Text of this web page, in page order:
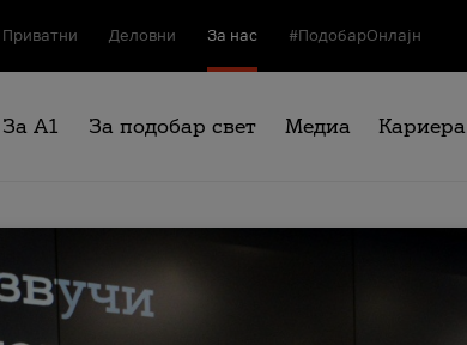
Приватни Деловни За нас #ПодобарОнлајн
За А1 За подобар свет Медиа Кариера